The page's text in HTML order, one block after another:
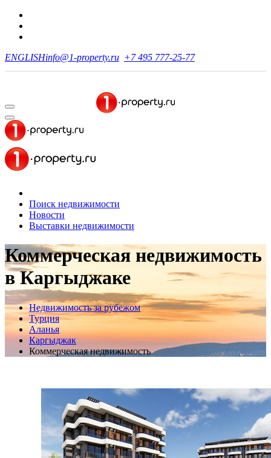
ENGLISHinfo@1-property.ru +7 495 777-25-77
Поиск недвижимости
Новости
Выставки недвижимости
Коммерческая недвижимость
в Каргыджаке
Недвижимость за рубежом
Турция
Аланья
Каргыджак
Коммерческая недвижимость